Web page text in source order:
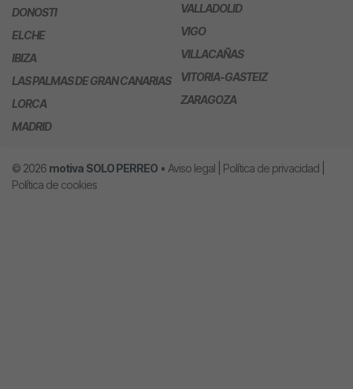
DONOSTI
ELCHE
IBIZA
LAS PALMAS DE GRAN CANARIAS
LORCA
MADRID
VALLADOLID
VIGO
VILLACAÑAS
VITORIA-GASTEIZ
ZARAGOZA
© 2026 motiva SOLO PERREO • Aviso legal Política de privacidad
Política de cookies